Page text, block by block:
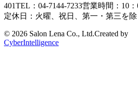
401TEL：04-7144-7233営業時間：10
定休日：火曜、祝日、第一・第三を除
© 2026 Salon Lena Co., Ltd.Created by
CyberIntelligence